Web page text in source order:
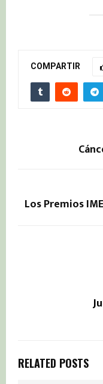
COMPARTIR
Los Premios
RELATED POSTS